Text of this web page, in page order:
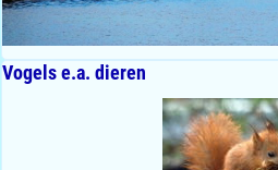
Vogels e.a. dieren